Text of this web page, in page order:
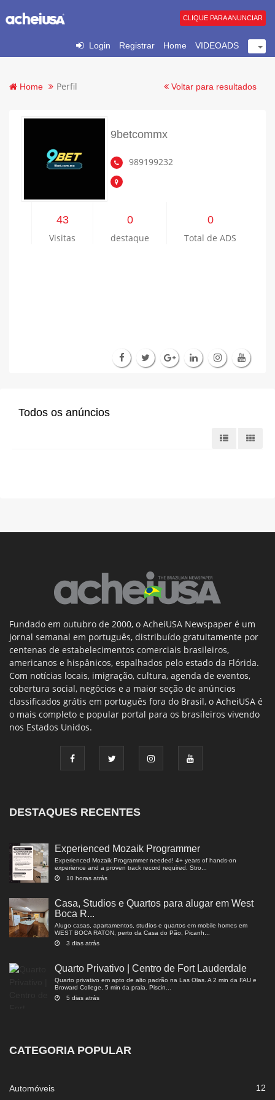
Login Registrar Home VIDEOADS
CLIQUE PARA ANUNCIAR
Home Perfil Voltar para resultados
9betcommx
989199232
43
Visitas
0
destaque
0
Total de ADS
Todos os anúncios
Fundado em outubro de 2000, o AcheiUSA Newspaper é um
jornal semanal em português, distribuído gratuitamente por
centenas de estabelecimentos comerciais brasileiros,
americanos e hispânicos, espalhados pelo estado da Flórida.
Com notícias locais, imigração, cultura, agenda de eventos,
cobertura social, negócios e a maior seção de anúncios
classificados grátis em português fora do Brasil, o AcheiUSA é
o mais completo e popular portal para os brasileiros vivendo
nos Estados Unidos.
DESTAQUES RECENTES
Experienced Mozaik Programmer
Experienced Mozaik Programmer needed! 4+ years of hands-on
experience and a proven track record required. Stro...
10 horas atrás
Casa, Studios e Quartos para alugar em West
Boca R...
Alugo casas, apartamentos, studios e quartos em mobile homes em
WEST BOCA RATON, perto da Casa do Pão, Picanh...
3 dias atrás
Quarto Privativo | Centro de Fort Lauderdale
Quarto privativo em apto de alto padrão na Las Olas. A 2 min da FAU e
Broward College, 5 min da praia. Piscin...
5 dias atrás
CATEGORIA POPULAR
Automóveis 12